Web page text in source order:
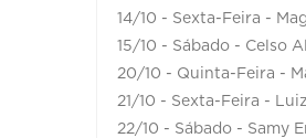
14/10 - Sexta-Feira -
15/10 - Sábado - Celso
20/10 - Quinta-Feira -
21/10 - Sexta-Feira -
22/10 - Sábado - Samy